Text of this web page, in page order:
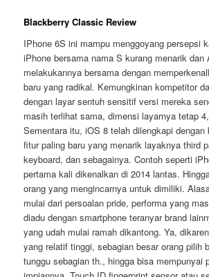
Blackberry Classic Review
IPhone 6S ini mampu menggoyang persepsi
iPhone bersama nama S kurang menarik dan
melakukannya bersama dengan
baru yang radikal. Kemungkinan kompetitor
dengan layar sentuh sensitif versi mereka
masih terlihat sama, dimensi layarnya tetap
Sementara itu, iOS 8 telah dilengkapi dengan
fitur paling baru yang menarik layaknya third
keyboard, dan sebagainya. Contoh seperti
pertama kali dikenalkan di 2014 lantas.
orang yang mengincarnya untuk dimiliki.
mulai dari persoalan pride, performa yang
diadu dengan smartphone teranyar brand
yang udah mulai ramah dikantong. Ya,
yang relatif tinggi, sebagian besar orang pilih
tunggu sebagian th., hingga bisa mempunyai